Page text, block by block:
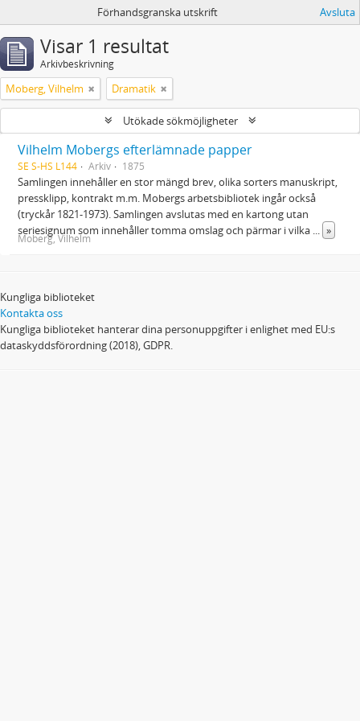
Förhandsgranska utskrift Avsluta
Visar 1 resultat
Arkivbeskrivning
Moberg, Vilhelm Dramatik
Utökade sökmöjligheter
Vilhelm Mobergs efterlämnade papper
SE S-HS L144 Arkiv 1875
Samlingen innehåller en stor mängd brev, olika sorters manuskript,
pressklipp, kontrakt m.m. Mobergs arbetsbibliotek ingår också
(tryckår 1821-1973). Samlingen avslutas med en kartong utan
seriesignum som innehåller tomma omslag och pärmar i vilka ... »
Moberg, Vilhelm
Kungliga biblioteket
Kontakta oss
Kungliga biblioteket hanterar dina personuppgifter i enlighet med EU:s
dataskyddsförordning (2018), GDPR.